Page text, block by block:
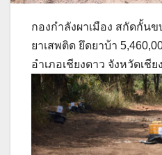
กองกำลังผาเมือง สกัดกั้น
ยาเสพติด ยึดยาบ้า
อำเภอเชียงดาว จังหวัดเชีย